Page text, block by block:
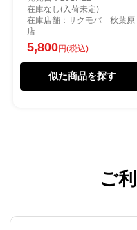
在庫なし(入荷未定)
在庫店舗：サクモバ 秋葉原
店
5,800円(税込)
似た商品を探す
ご